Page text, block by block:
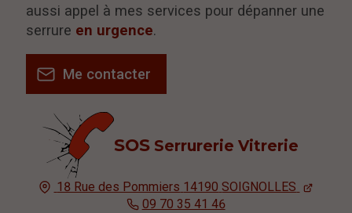
SOSSerrurerie Vitrerie
18 Rue des Pommiers 14190 SOIGNOLLES
09 70 35 41 46
aussi appel à mes services pour dépanner une
serrure en urgence.
Me contacter